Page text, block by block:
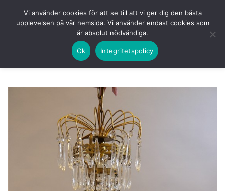
KOMMANDE LOGGA IN
Vi använder cookies för att se till att vi ger dig den bästa
upplevelsen på vår hemsida. Vi använder endast cookies som
är absolut nödvändiga.
Ok Integritetspolicy